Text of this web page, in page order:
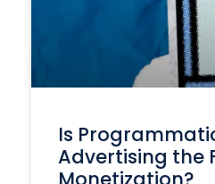
Is
Advertising the
Monetization?